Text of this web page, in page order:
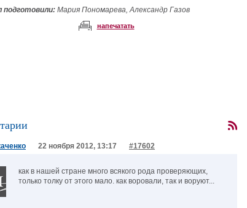
подготовили: Мария Пономарева, Александр Газов
напечатать
22 ноября 2012, 13:17 #17602
как в нашей стране много всякого рода проверяющих,
только толку от этого мало. как воровали, так и воруют...